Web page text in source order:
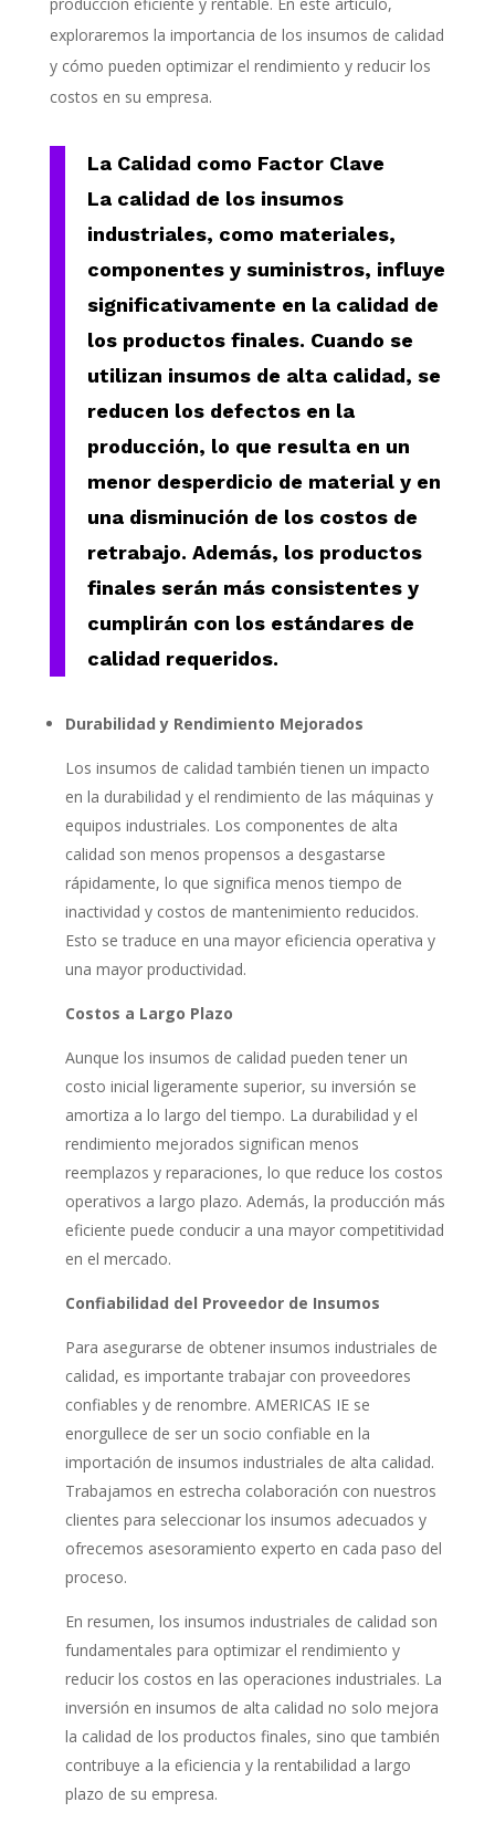
exploraremos la importancia de los insumos de calidad
y cómo pueden optimizar el rendimiento y reducir los
costos en su empresa.
La Calidad como Factor Clave
La calidad de los insumos
industriales, como materiales,
componentes y suministros, influye
significativamente en la calidad de
los productos finales. Cuando se
utilizan insumos de alta calidad, se
reducen los defectos en la
producción, lo que resulta en un
menor desperdicio de material y en
una disminución de los costos de
retrabajo. Además, los productos
finales serán más consistentes y
cumplirán con los estándares de
calidad requeridos.
Durabilidad y Rendimiento Mejorados
Los insumos de calidad también tienen un impacto
en la durabilidad y el rendimiento de las máquinas y
equipos industriales. Los componentes de alta
calidad son menos propensos a desgastarse
rápidamente, lo que significa menos tiempo de
inactividad y costos de mantenimiento reducidos.
Esto se traduce en una mayor eficiencia operativa y
una mayor productividad.
Costos a Largo Plazo
Aunque los insumos de calidad pueden tener un
costo inicial ligeramente superior, su inversión se
amortiza a lo largo del tiempo. La durabilidad y el
rendimiento mejorados significan menos
reemplazos y reparaciones, lo que reduce los costos
operativos a largo plazo. Además, la producción más
eficiente puede conducir a una mayor competitividad
en el mercado.
Confiabilidad del Proveedor de Insumos
Para asegurarse de obtener insumos industriales de
calidad, es importante trabajar con proveedores
confiables y de renombre. AMERICAS IE se
enorgullece de ser un socio confiable en la
importación de insumos industriales de alta calidad.
Trabajamos en estrecha colaboración con nuestros
clientes para seleccionar los insumos adecuados y
ofrecemos asesoramiento experto en cada paso del
proceso.
En resumen, los insumos industriales de calidad son
fundamentales para optimizar el rendimiento y
reducir los costos en las operaciones industriales. La
inversión en insumos de alta calidad no solo mejora
la calidad de los productos finales, sino que también
contribuye a la eficiencia y la rentabilidad a largo
plazo de su empresa.